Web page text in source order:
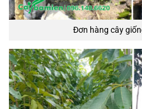
Đơn hàng cây